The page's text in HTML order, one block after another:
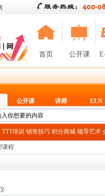
首页 公开课
公开课 讲师 ELN
TTT培训 销售技巧 积分商城 领导艺术
课程